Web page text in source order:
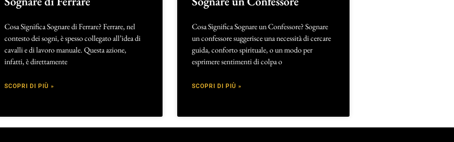
Cosa Significa Sognare di Ferrare? Ferrare, nel
contesto dei sogni, è spesso collegato all’idea di
cavalli e di lavoro manuale. Questa azione,
infatti, è direttamente
SCOPRI DI PIÙ »
Cosa Significa Sognare un Confessore? Sognare
un confessore suggerisce una necessità di cercare
guida, conforto spirituale, o un modo per
esprimere sentimenti di colpa o
SCOPRI DI PIÙ »